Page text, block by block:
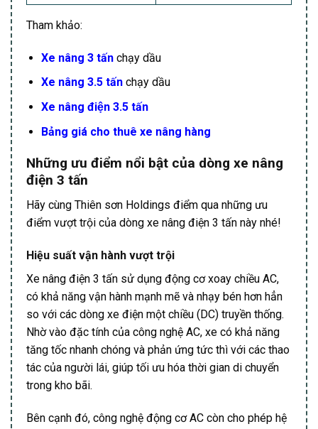
Tham khảo:
Xe nâng 3 tấnchạy dầu
Xe nâng 3.5 tấnchạy dầu
Xe nâng điện 3.5 tấn
Bảng giá cho thuê xe nâng hàng
Những ưu điểm nổi bật của dòng xe nâng
điện 3 tấn
Hãy cùng Thiên sơn Holdings điểm qua những ưu
điểm vượt trội của dòng xe nâng điện 3 tấn này nhé!
Hiệu suất vận hành vượt trội
Xe nâng điện 3 tấn sử dụng động cơ xoay chiều AC,
có khả năng vận hành mạnh mẽ và nhạy bén hơn hẳn
so với các dòng xe điện một chiều (DC) truyền thống.
Nhờ vào đặc tính của công nghệ AC, xe có khả năng
tăng tốc nhanh chóng và phản ứng tức thì với các thao
tác của người lái, giúp tối ưu hóa thời gian di chuyển
trong kho bãi.
Bên cạnh đó, công nghệ động cơ AC còn cho phép hệ